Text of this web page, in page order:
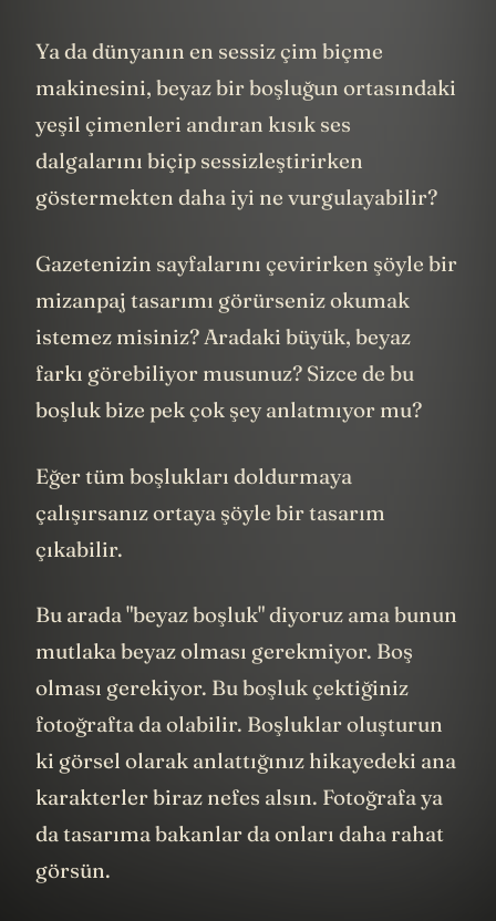
Ya da dünyanın en sessiz çim biçme
makinesini, beyaz bir boşluğun ortasındaki
yeşil çimenleri andıran kısık ses
dalgalarını biçip sessizleştirirken
göstermekten daha iyi ne vurgulayabilir?
Gazetenizin sayfalarını çevirirken şöyle bir
mizanpaj tasarımı görürseniz okumak
istemez misiniz? Aradaki büyük, beyaz
farkı görebiliyor musunuz? Sizce de bu
boşluk bize pek çok şey anlatmıyor mu?
Eğer tüm boşlukları doldurmaya
çalışırsanız ortaya şöyle bir tasarım
çıkabilir.
Bu arada "beyaz boşluk" diyoruz ama bunun
mutlaka beyaz olması gerekmiyor. Boş
olması gerekiyor. Bu boşluk çektiğiniz
fotoğrafta da olabilir. Boşluklar oluşturun
ki görsel olarak anlattığınız hikayedeki ana
karakterler biraz nefes alsın. Fotoğrafa ya
da tasarıma bakanlar da onları daha rahat
görsün.